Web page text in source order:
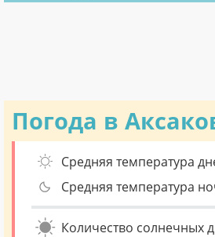
Погода в
Средняя температура
Средняя температура
Количество солнечных